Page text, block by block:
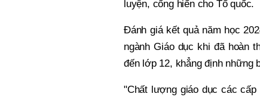
luyện, cống hiến cho Tổ quốc.
Đánh giá kết quả năm học
ngành Giáo dục khi đã hoàn
đến lớp 12, khẳng định những
"Chất lượng giáo dục các